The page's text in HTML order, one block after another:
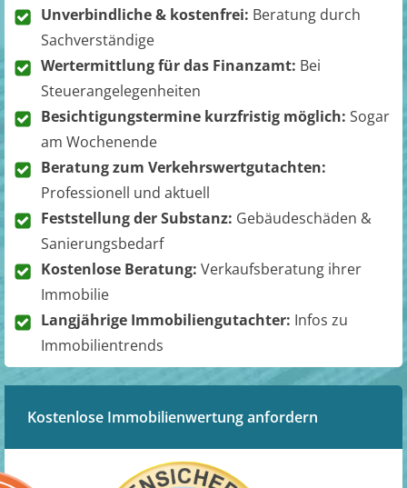
Unverbindliche & kostenfrei: Beratung durch
Sachverständige
Wertermittlung für das Finanzamt: Bei
Steuerangelegenheiten
Besichtigungstermine kurzfristig möglich: Sogar
am Wochenende
Beratung zum Verkehrswertgutachten:
Professionell und aktuell
Feststellung der Substanz: Gebäudeschäden &
Sanierungsbedarf
Kostenlose Beratung: Verkaufsberatung ihrer
Immobilie
Langjährige Immobiliengutachter: Infos zu
Immobilientrends
Kostenlose Immobilienwertung anfordern